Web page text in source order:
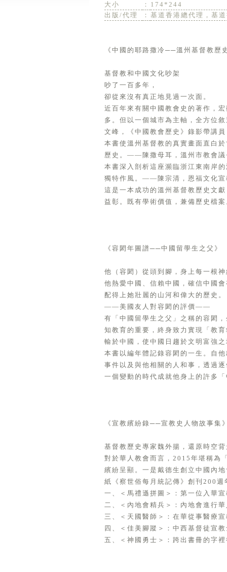
大小
： 174*244
出版/代理
： 基道香港總代理，基
《中國的耶路撒冷──溫州基督教歷
基督教和中國文化吵架
吵了一百多年，
卻從來沒有真正地見過一次面。
近百年來有關中國教會史的著作，
多。但以一個城市為主軸，全方位
文峰，《中國教會歷史》錄影帶講員
本書使溫州基督教的真實畫面直白
歷史。——陳撒母耳，溫州市教會議
本書深入剖析這座瀕臨浙江東南岸
獨特作風。——陳宗清，恩福文化宣
這是一本成功的溫州基督教歷史文
益彰。既有學術價值，兼備歷史檔
《容閎年圖譜──中國留學生之父》
他（容閎）從頭到腳，身上每一根
他熱愛中國、信賴中國，確信中國
配得上她壯麗的山河和偉大的歷史。
——美國友人對容閎的評價——
有「中國留學生之父」之稱的容閎
知教育的重要，終身致力實現「教
輸於中國，使中國日趨於文明富強
本書以編年體記錄容閎的一生。自
事件以及與他相關的人和事，透過
一個變動的時代成就他身上的許多
《宣教繽紛錄──宣教史人物故事集
基督教歷史專家魏外揚，還原時空
對於華人教會而言，2015年堪稱為
繽紛呈顯。一是戴德生創立中國內
紙《察世俗每月統記傳》創刊200
一、＜馬禮遜拼圖＞：第一位入華
二、＜內地會精兵＞：內地會進行
三、＜天國醫師＞：在華從事醫療
四、＜佳美腳蹤＞：中西基督徒宣
五、＜神國勇士＞：跨出書冊的字